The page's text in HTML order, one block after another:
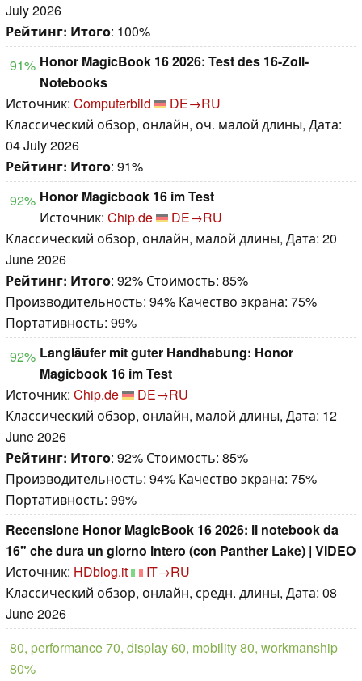
July 2026
Рейтинг: Итого: 100%
91% Honor MagicBook 16 2026: Test des 16-Zoll-
Notebooks
Источник: Computerbild
DE→RU
Классический обзор, онлайн, оч. малой длины, Дата:
04 July 2026
Рейтинг: Итого: 91%
92% Honor Magicbook 16 im Test
Источник: Chip.de
DE→RU
Классический обзор, онлайн, малой длины, Дата: 20
June 2026
Рейтинг: Итого: 92% Стоимость: 85%
Производительность: 94% Качество экрана: 75%
Портативность: 99%
92% Langläufer mit guter Handhabung: Honor
Magicbook 16 im Test
Источник: Chip.de
DE→RU
Классический обзор, онлайн, малой длины, Дата: 12
June 2026
Рейтинг: Итого: 92% Стоимость: 85%
Производительность: 94% Качество экрана: 75%
Портативность: 99%
Recensione Honor MagicBook 16 2026: il notebook da
16" che dura un giorno intero (con Panther Lake) | VIDEO
Источник: HDblog.it
IT→RU
Классический обзор, онлайн, средн. длины, Дата: 08
June 2026
80, performance 70, display 60, mobility 80, workmanship
80%